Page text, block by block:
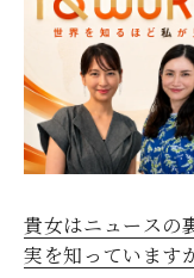
貴女はニュースの
実を知っています